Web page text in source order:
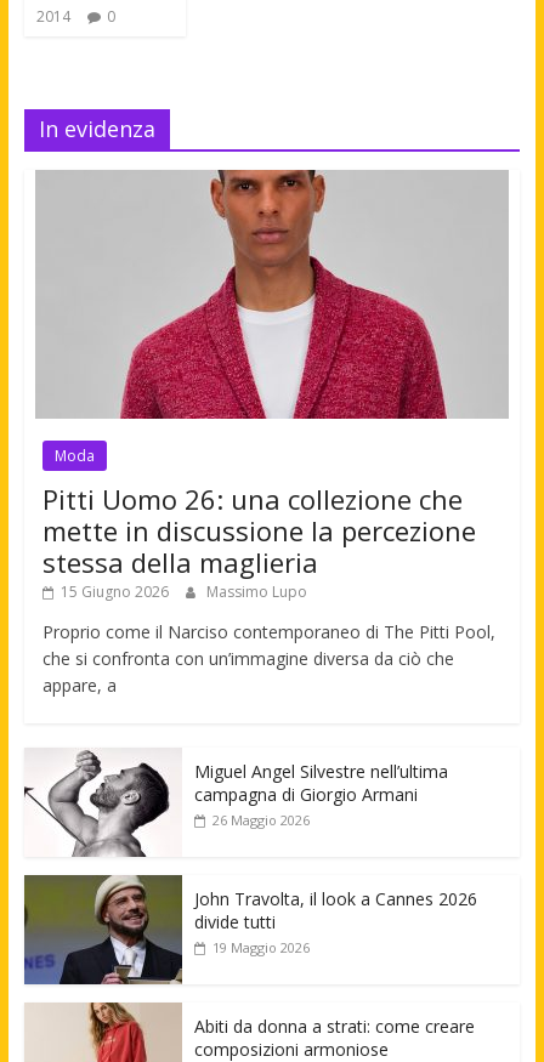
2014
0
In evidenza
Moda
Pitti Uomo 26: una collezione che
mette in discussione la percezione
stessa della maglieria
15 Giugno 2026 Massimo Lupo
Proprio come il Narciso contemporaneo di The Pitti Pool,
che si confronta con un’immagine diversa da ciò che
appare, a
Miguel Angel Silvestre nell’ultima
campagna di Giorgio Armani
26 Maggio 2026
John Travolta, il look a Cannes 2026
divide tutti
19 Maggio 2026
Abiti da donna a strati: come creare
composizioni armoniose